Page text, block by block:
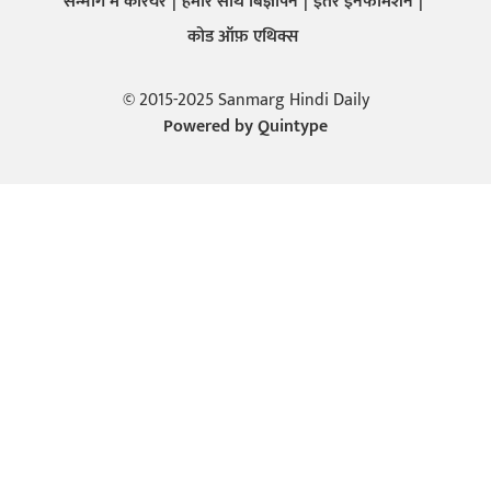
कोड ऑफ़ एथिक्स
© 2015-2025 Sanmarg Hindi Daily
Powered byQuintype